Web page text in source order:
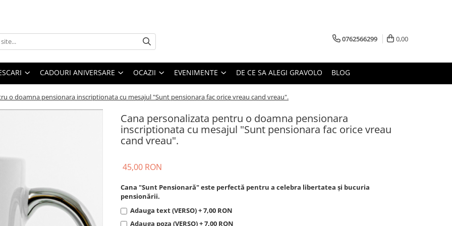
0762566299 0,00
CADOURI ANIVERSARE OCAZII EVENIMENTE DE CE SA ALEGI GRAVOLO BLOG
o doamna pensionara inscriptionata cu mesajul "Sunt pensionara fac orice vreau cand vreau".
Cana personalizata pentru o doamna pensionara
inscriptionata cu mesajul "Sunt pensionara fac orice vreau
cand vreau".
45,00 RON
Cana "Sunt Pensionară" este perfectă pentru a celebra libertatea și bucuria
pensionării.
Adauga text (VERSO) + 7,00 RON
Adauga poza (VERSO) + 7,00 RON